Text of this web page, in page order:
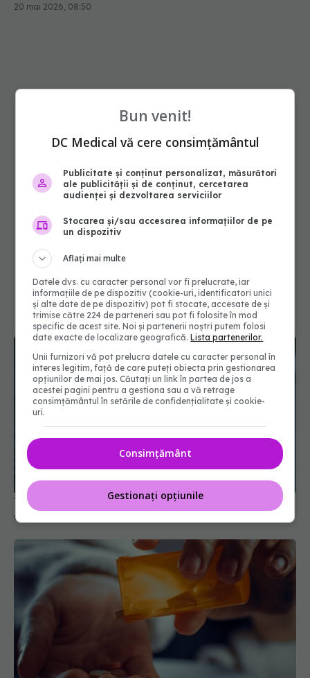
20 mai 2026, 08:50
Tratamentul care crește riscul de AVC
07 ian 2026, 08:55
Bun venit!
DC Medical vă cere consimțământul
Publicitate și conținut personalizat, măsurători
ale publicității și de conținut, cercetarea
audienței și dezvoltarea serviciilor
Stocarea și/sau accesarea informațiilor de pe
un dispozitiv
Aflați mai multe
Datele dvs. cu caracter personal vor fi prelucrate, iar
informațiile de pe dispozitiv (cookie-uri, identificatori unici
și alte date de pe dispozitiv) pot fi stocate, accesate de și
trimise către 224 de parteneri sau pot fi folosite în mod
specific de acest site. Noi și partenerii noștri putem folosi
date exacte de localizare geografică.Lista partenerilor.
Unii furnizori vă pot prelucra datele cu caracter personal în
interes legitim, față de care puteți obiecta prin gestionarea
opțiunilor de mai jos. Căutați un link în partea de jos a
acestei pagini pentru a gestiona sau a vă retrage
consimțământul în setările de confidențialitate și cookie-
uri.
Consimțământ
Gestionați opțiunile